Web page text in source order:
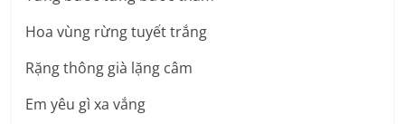
Hoa vùng rừng tuyết trắng
Rặng thông già lặng câm
Em yêu gì xa vắng